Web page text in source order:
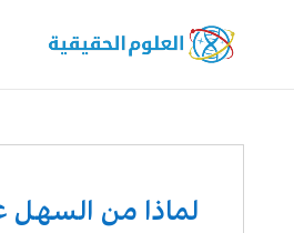
لماذا من السهل